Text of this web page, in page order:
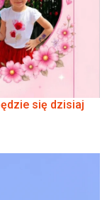
się dzisiaj